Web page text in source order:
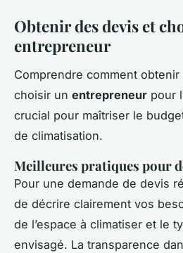
Obtenir des devis et
entrepreneur
Comprendre comment obtenir
choisir un entrepreneur pour
crucial pour maîtriser le
de climatisation.
Meilleures pratiques pour
Pour une demande de devis
de décrire clairement vos
de l’espace à climatiser et le
envisagé. La transparence